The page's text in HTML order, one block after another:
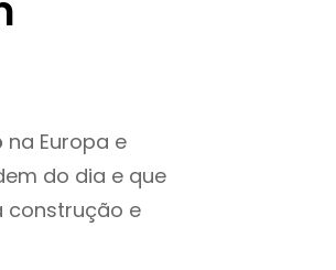
na Europa e
do dia e que
construção e